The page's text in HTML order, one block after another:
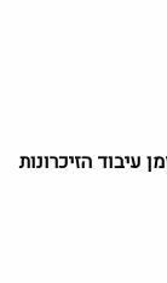
הזיכרונות